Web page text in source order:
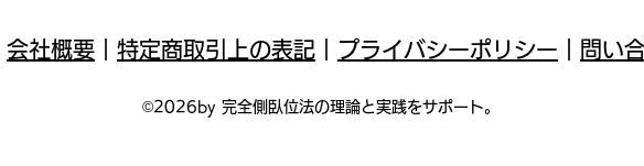
会社概要 特定商取引上の表記 プライバシーポリシー 問い
©2026by 完全側臥位法の理論と実践をサポート。